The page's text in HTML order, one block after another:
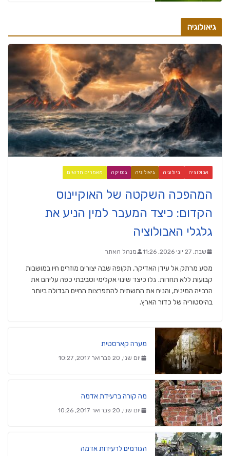
גיאולוגיה
אבולוציה ביולוגיה גיאולוגיה גנטיקה מאמרים חדשים
המהפכה השקטה של האוקיינוס
הקדום: כיצד המעבר למין הניע את
גלגלי האבולוציה
שבת, 27 יוני 2026, 11:26 מנהל האתר
מסע מרתק אל עידן האדיקר, תקופה שבה יצורים מוזרים חיו במושבות
קבועות ללא תחרות. גלו כיצד שינוי אקלימי וסביבתי כפה עליהם את
הרבייה המינית, והניח את התשתית להתפרצות החיים הגדולה ביותר
בהיסטוריה של כדור הארץ.
מערה קארסטית
יום שני, 20 פברואר 2017, 10:27
מה קורה ברעידת אדמה
יום שני, 20 פברואר 2017, 10:26
הגורמים לרעידות אדמה